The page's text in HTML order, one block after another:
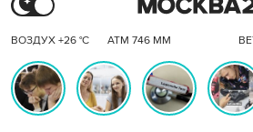
ВОЗДУХ +26 °C АТМ 746 ММ